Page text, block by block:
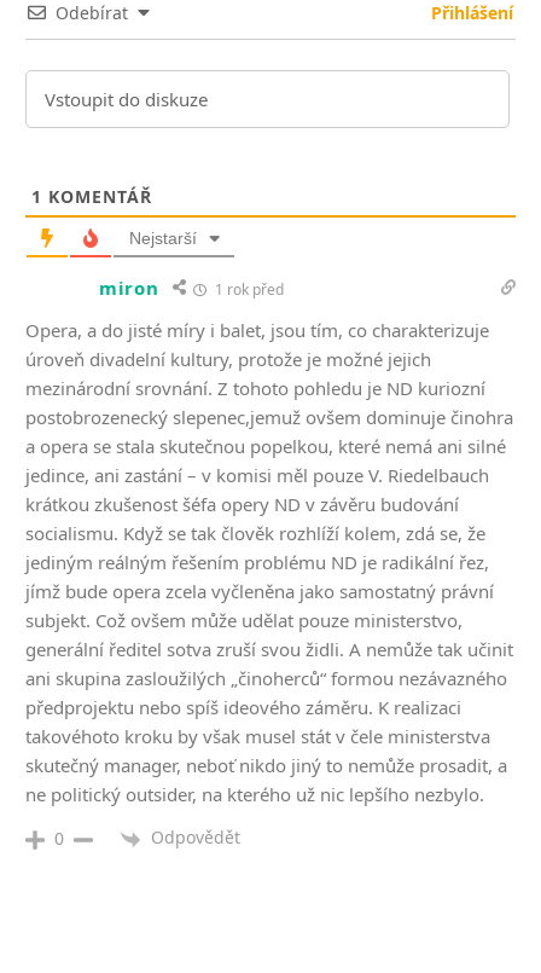
Odebírat Přihlášení
1 KOMENTÁŘ
Nejstarší
miron 1 rok před
Opera, a do jisté míry i balet, jsou tím, co charakterizuje
úroveň divadelní kultury, protože je možné jejich
mezinárodní srovnání. Z tohoto pohledu je ND kuriozní
postobrozenecký slepenec,jemuž ovšem dominuje činohra
a opera se stala skutečnou popelkou, které nemá ani silné
jedince, ani zastání – v komisi měl pouze V. Riedelbauch
krátkou zkušenost šéfa opery ND v závěru budování
socialismu. Když se tak člověk rozhlíží kolem, zdá se, že
jediným reálným řešením problému ND je radikální řez,
jímž bude opera zcela vyčleněna jako samostatný právní
subjekt. Což ovšem může udělat pouze ministerstvo,
generální ředitel sotva zruší svou židli. A nemůže tak učinit
ani skupina zasloužilých „činoherců“ formou nezávazného
předprojektu nebo spíš ideového záměru. K realizaci
takovéhoto kroku by však musel stát v čele ministerstva
skutečný manager, neboť nikdo jiný to nemůže prosadit, a
ne politický outsider, na kterého už nic lepšího nezbylo.
0 Odpovědět